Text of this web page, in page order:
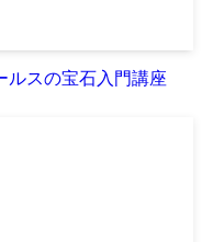
スの宝石入門講座